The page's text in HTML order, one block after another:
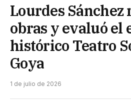
Lourdes
obras y evaluó el
histórico Teatro
Goya
1 de julio de 2026